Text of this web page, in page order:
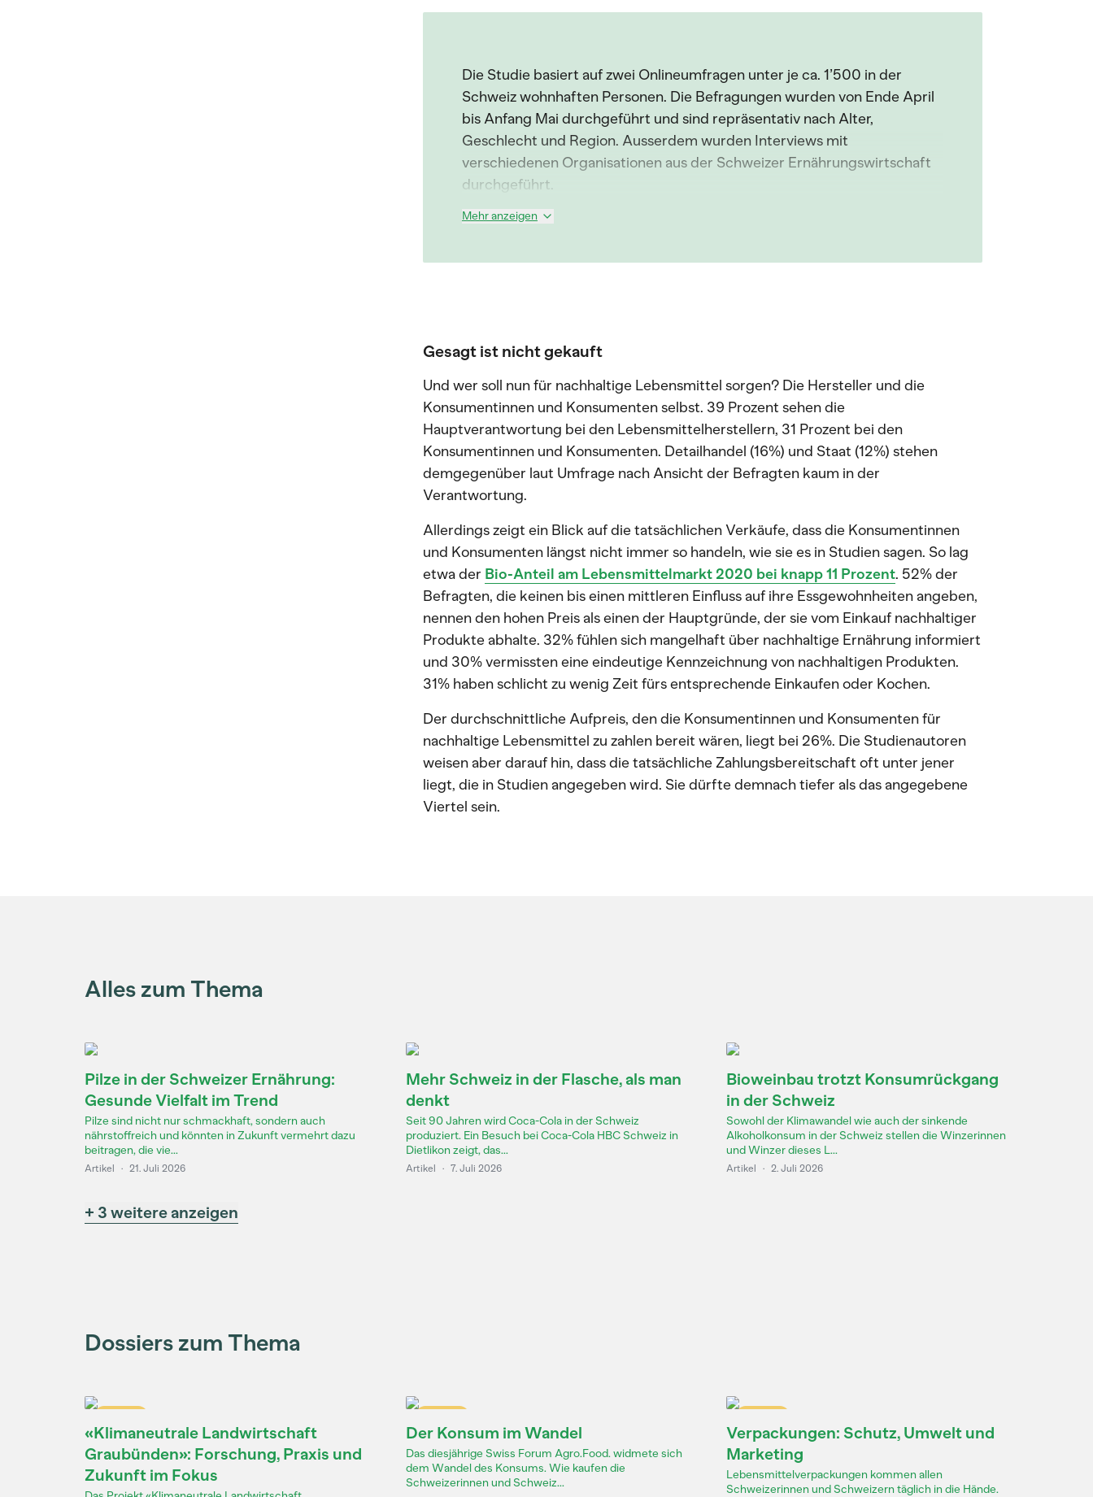
Die Studie basiert auf zwei Onlineumfragen unter je ca. 1’500 in der
Schweiz wohnhaften Personen. Die Befragungen wurden von Ende April
bis Anfang Mai durchgeführt und sind repräsentativ nach Alter,
Geschlecht und Region. Ausserdem wurden Interviews mit
verschiedenen Organisationen aus der Schweizer Ernährungswirtschaft
durchgeführt.
Mehr anzeigen
Gesagt ist nicht gekauft
Und wer soll nun für nachhaltige Lebensmittel sorgen? Die Hersteller und die
Konsumentinnen und Konsumenten selbst. 39 Prozent sehen die
Hauptverantwortung bei den Lebensmittelherstellern, 31 Prozent bei den
Konsumentinnen und Konsumenten. Detailhandel (16%) und Staat (12%) stehen
demgegenüber laut Umfrage nach Ansicht der Befragten kaum in der
Verantwortung.
Allerdings zeigt ein Blick auf die tatsächlichen Verkäufe, dass die Konsumentinnen
und Konsumenten längst nicht immer so handeln, wie sie es in Studien sagen. So lag
etwa der Bio-Anteil am Lebensmittelmarkt 2020 bei knapp 11 Prozent. 52% der
Befragten, die keinen bis einen mittleren Einfluss auf ihre Essgewohnheiten angeben,
nennen den hohen Preis als einen der Hauptgründe, der sie vom Einkauf nachhaltiger
Produkte abhalte. 32% fühlen sich mangelhaft über nachhaltige Ernährung informiert
und 30% vermissten eine eindeutige Kennzeichnung von nachhaltigen Produkten.
31% haben schlicht zu wenig Zeit fürs entsprechende Einkaufen oder Kochen.
Der durchschnittliche Aufpreis, den die Konsumentinnen und Konsumenten für
nachhaltige Lebensmittel zu zahlen bereit wären, liegt bei 26%. Die Studienautoren
weisen aber darauf hin, dass die tatsächliche Zahlungsbereitschaft oft unter jener
liegt, die in Studien angegeben wird. Sie dürfte demnach tiefer als das angegebene
Viertel sein.
Alles zum Thema
Pilze in der Schweizer Ernährung:
Gesunde Vielfalt im Trend
Pilze sind nicht nur schmackhaft, sondern auch
nährstoffreich und könnten in Zukunft vermehrt dazu
beitragen, die vie...
Artikel · 21. Juli 2026
Mehr Schweiz in der Flasche, als man
denkt
Seit 90 Jahren wird Coca-Cola in der Schweiz
produziert. Ein Besuch bei Coca-Cola HBC Schweiz in
Dietlikon zeigt, das...
Artikel · 7. Juli 2026
Bioweinbau trotzt Konsumrückgang
in der Schweiz
Sowohl der Klimawandel wie auch der sinkende
Alkoholkonsum in der Schweiz stellen die Winzerinnen
und Winzer dieses L...
Artikel · 2. Juli 2026
+ 3 weitere anzeigen
Dossiers zum Thema
«Klimaneutrale Landwirtschaft
Graubünden»: Forschung, Praxis und
Zukunft im Fokus
Der Konsum im Wandel
Das diesjährige Swiss Forum Agro.Food. widmete sich
dem Wandel des Konsums. Wie kaufen die
Schweizerinnen und Schweiz...
Verpackungen: Schutz, Umwelt und
Marketing
Lebensmittelverpackungen kommen allen
Schweizerinnen und Schweizern täglich in die Hände.